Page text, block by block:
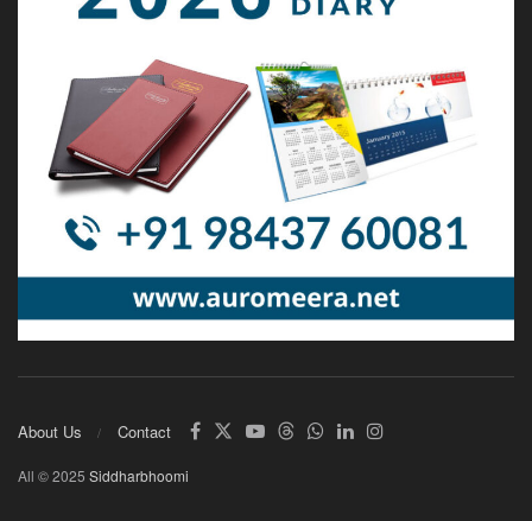
About Us Contact
All © 2025 Siddharbhoomi